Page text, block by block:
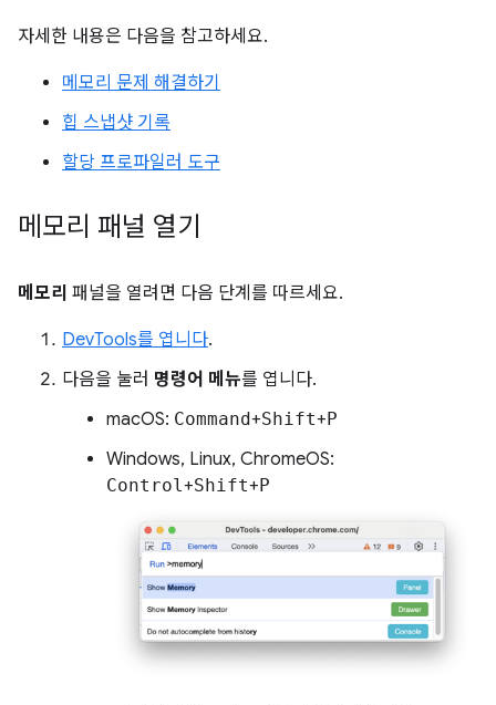
자세한 내용은 다음을 참고하세요.
메모리 문제 해결하기
힙 스냅샷 기록
할당 프로파일러 도구
메모리 패널 열기
메모리 패널을 열려면 다음 단계를 따르세요.
DevTools를 엽니다.
다음을 눌러 명령어 메뉴를 엽니다.
macOS: Command+Shift+P
Windows, Linux, ChromeOS:
Control+Shift+P